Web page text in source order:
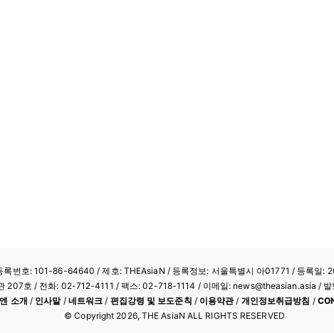
록번호: 101-86-64640 / 제호: THEAsiaN / 등록정보: 서울특별시 아01771 / 등록일:
207호 / 전화: 02-712-4111 / 팩스: 02-718-1114 / 이메일: news@theasian.asia / 발
소개 / 인사말/ 네트워크 / 편집강령 및 보도준칙 / 이용약관/ 개인정보취급방침 /
© Copyright 2026, THE AsiaN ALL RIGHTS RESERVED